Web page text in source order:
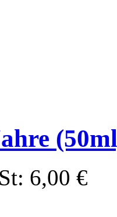
6,00 €